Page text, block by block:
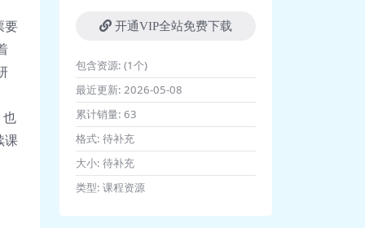
要
也
课
开通VIP全站免费下载
包含资源: (1个)
最近更新: 2026-05-08
累计销量: 63
格式: 待补充
大小: 待补充
类型: 课程资源